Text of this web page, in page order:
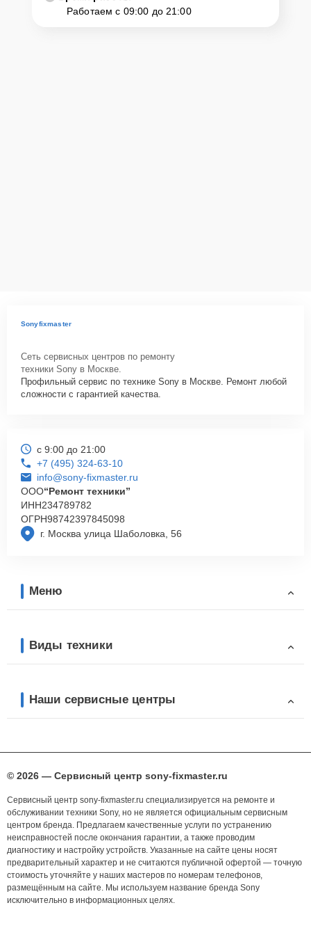
Работаем с 09:00 до 21:00
Sonyfixmaster
Сеть сервисных центров по ремонту
техники Sony в Москве.
Профильный сервис по технике Sony в Москве. Ремонт любой
сложности с гарантией качества.
г. Москва улица Шаболовка, 56
с 9:00 до 21:00
+7 (495) 324-63-10
info@sony-fixmaster.ru
ООО“Ремонт техники”
ИНН234789782
ОГРН98742397845098
Меню
Виды техники
Наши сервисные центры
© 2026 — Сервисный центр sony-fixmaster.ru
Сервисный центр sony-fixmaster.ru специализируется на ремонте и
обслуживании техники Sony, но не является официальным сервисным
центром бренда. Предлагаем качественные услуги по устранению
неисправностей после окончания гарантии, а также проводим
диагностику и настройку устройств. Указанные на сайте цены носят
предварительный характер и не считаются публичной офертой — точную
стоимость уточняйте у наших мастеров по номерам телефонов,
размещённым на сайте. Мы используем название бренда Sony
исключительно в информационных целях.